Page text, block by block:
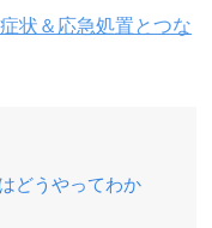
状＆応急処置とつな
どうやってわか